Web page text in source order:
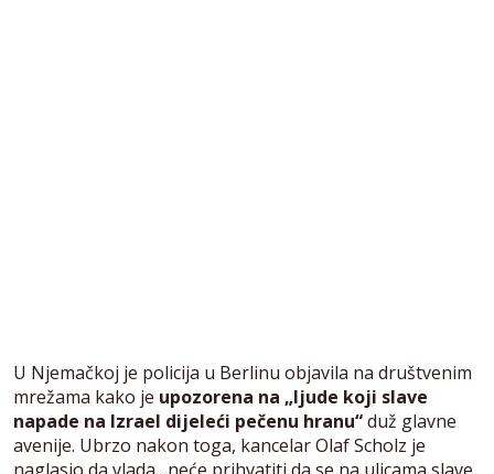
U Njemačkoj je policija u Berlinu objavila na društvenim
mrežama kako je upozorena na „ljude koji slave
napade na Izrael dijeleći pečenu hranu“duž glavne
avenije. Ubrzo nakon toga, kancelar Olaf Scholz je